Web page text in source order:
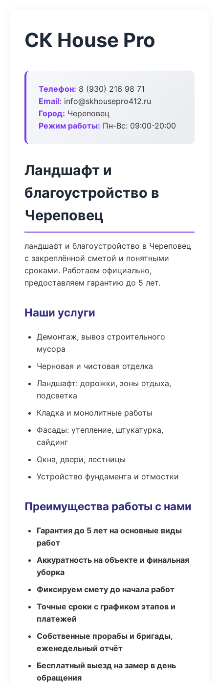
СК House Pro
Телефон: 8 (930) 216 98 71
Email: info@skhousepro412.ru
Город: Череповец
Режим работы: Пн-Вс: 09:00-20:00
Ландшафт и
благоустройство в
Череповец
ландшафт и благоустройство в Череповец
с закреплённой сметой и понятными
сроками. Работаем официально,
предоставляем гарантию до 5 лет.
Наши услуги
Демонтаж, вывоз строительного
мусора
Черновая и чистовая отделка
Ландшафт: дорожки, зоны отдыха,
подсветка
Кладка и монолитные работы
Фасады: утепление, штукатурка,
сайдинг
Окна, двери, лестницы
Устройство фундамента и отмостки
Преимущества работы с нами
Гарантия до 5 лет на основные виды
работ
Аккуратность на объекте и финальная
уборка
Фиксируем смету до начала работ
Точные сроки с графиком этапов и
платежей
Собственные прорабы и бригады,
еженедельный отчёт
Бесплатный выезд на замер в день
обращения